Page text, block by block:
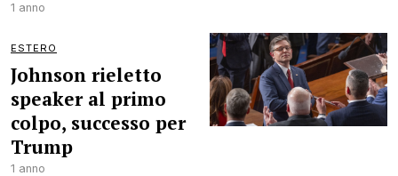
1 anno
ESTERO
Johnson rieletto
speaker al primo
colpo, successo per
Trump
1 anno